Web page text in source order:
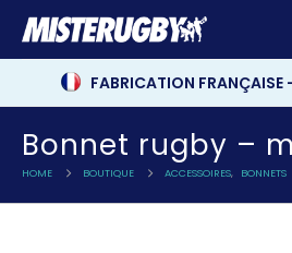
FABRICATION
Bonnet rugby –
HOME BOUTIQUE ACCESSOIRES, BONNETS